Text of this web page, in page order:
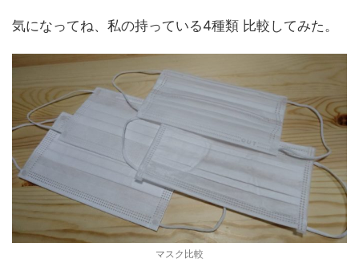
気になってね、私の持っている4種類 比較してみた。
マスク比較